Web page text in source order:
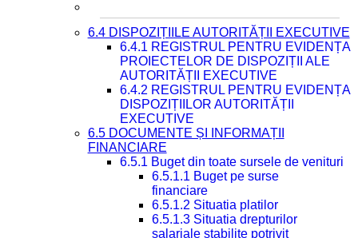
6.4 DISPOZIȚIILE AUTORITĂȚII EXECUTIVE
6.4.1 REGISTRUL PENTRU EVIDENȚA
PROIECTELOR DE DISPOZIȚII ALE
AUTORITĂȚII EXECUTIVE
6.4.2 REGISTRUL PENTRU EVIDENȚA
DISPOZIȚIILOR AUTORITĂȚII
EXECUTIVE
6.5 DOCUMENTE ȘI INFORMAȚII
FINANCIARE
6.5.1 Buget din toate sursele de venituri
6.5.1.1 Buget pe surse
financiare
6.5.1.2 Situatia platilor
6.5.1.3 Situatia drepturilor
salariale stabilite potrivit